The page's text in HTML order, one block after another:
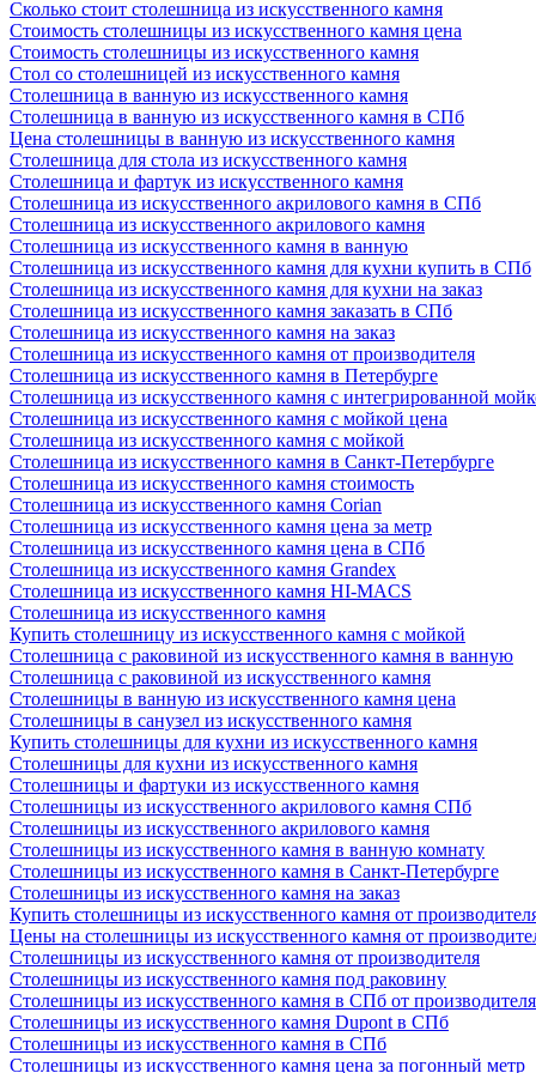
Сколько стоит столешница из искусственного камня
Стоимость столешницы из искусственного камня цена
Стоимость столешницы из искусственного камня
Стол со столешницей из искусственного камня
Столешница в ванную из искусственного камня
Столешница в ванную из искусственного камня в СПб
Цена столешницы в ванную из искусственного камня
Столешница для стола из искусственного камня
Столешница и фартук из искусственного камня
Столешница из искусственного акрилового камня в СПб
Столешница из искусственного акрилового камня
Столешница из искусственного камня в ванную
Столешница из искусственного камня для кухни купить в СПб
Столешница из искусственного камня для кухни на заказ
Столешница из искусственного камня заказать в СПб
Столешница из искусственного камня на заказ
Столешница из искусственного камня от производителя
Столешница из искусственного камня в Петербурге
Столешница из искусственного камня с интегрированной
Столешница из искусственного камня с мойкой цена
Столешница из искусственного камня с мойкой
Столешница из искусственного камня в Санкт-Петербурге
Столешница из искусственного камня стоимость
Столешница из искусственного камня Сorian
Столешница из искусственного камня цена за метр
Столешница из искусственного камня цена в СПб
Столешница из искусственного камня Grandex
Столешница из искусственного камня HI-MACS
Столешница из искусственного камня
Купить столешницу из искусственного камня с мойкой
Столешница с раковиной из искусственного камня в ванную
Столешница с раковиной из искусственного камня
Столешницы в ванную из искусственного камня цена
Столешницы в санузел из искусственного камня
Купить столешницы для кухни из искусственного камня
Столешницы для кухни из искусственного камня
Столешницы и фартуки из искусственного камня
Столешницы из искусственного акрилового камня СПб
Столешницы из искусственного акрилового камня
Столешницы из искусственного камня в ванную комнату
Столешницы из искусственного камня в Санкт-Петербурге
Столешницы из искусственного камня на заказ
Купить столешницы из искусственного камня от
Цены на столешницы из искусственного камня от
Столешницы из искусственного камня от производителя
Столешницы из искусственного камня под раковину
Столешницы из искусственного камня в СПб от производителя
Столешницы из искусственного камня Dupont в СПб
Столешницы из искусственного камня в СПб
Столешницы из искусственного камня цена за погонный метр